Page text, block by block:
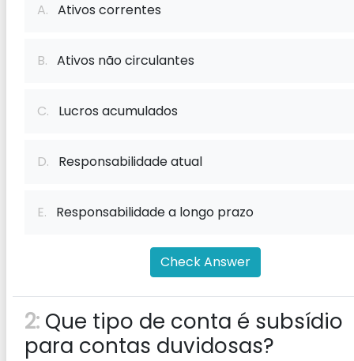
A. Ativos correntes
B. Ativos não circulantes
C. Lucros acumulados
D. Responsabilidade atual
E. Responsabilidade a longo prazo
Check Answer
2: Que tipo de conta é subsídio
para contas duvidosas?